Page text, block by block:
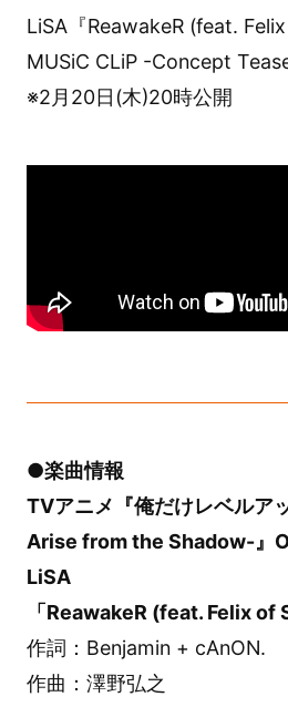
LiSA『ReawakeR (feat.
MUSiC CLiP -Concept
※2月20日(木)20時公開
●楽曲情報
TVアニメ『俺だけレベルア
Arise from the Shadow-』
LiSA
「ReawakeR (feat. Felix of
作詞：Benjamin + cAnON.
作曲：澤野弘之